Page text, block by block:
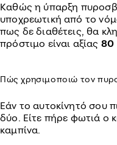
Καθώς η ύπαρξη
υποχρεωτική από το
πως δε διαθέτεις, θα
πρόστιμο είναι αξίας 80
Πώς χρησιμοποιώ τον
Εάν το αυτοκίνητό σου
δύο. Είτε πήρε φωτιά ο
καμπίνα.